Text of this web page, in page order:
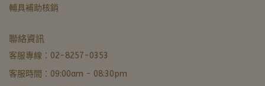
輔具補助核銷
聯絡資訊
客服專線：02-8257-0353
客服時間：09:00am - 08:30pm